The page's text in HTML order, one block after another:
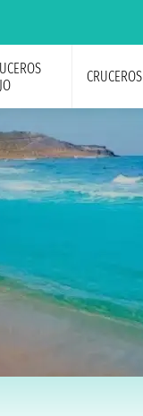
CRUCEROS